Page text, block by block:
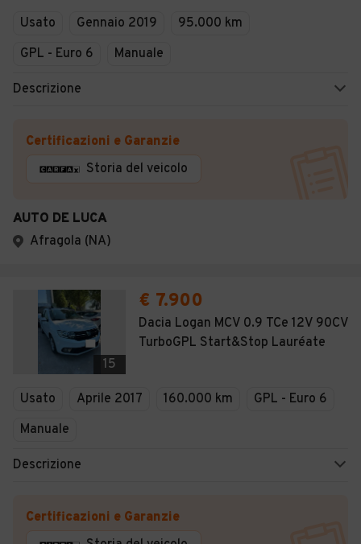
Usato Gennaio 2019
95.000 km
GPL - Euro 6
Manuale
Descrizione
Certificazioni e Garanzie
Storia del veicolo
AUTO DE LUCA
Afragola (NA)
15
€ 7.900
Dacia Logan MCV 0.9 TCe 12V 90CV
TurboGPL Start&Stop Lauréate
Usato Aprile 2017 160.000 km
GPL - Euro 6
Manuale
Descrizione
Certificazioni e Garanzie